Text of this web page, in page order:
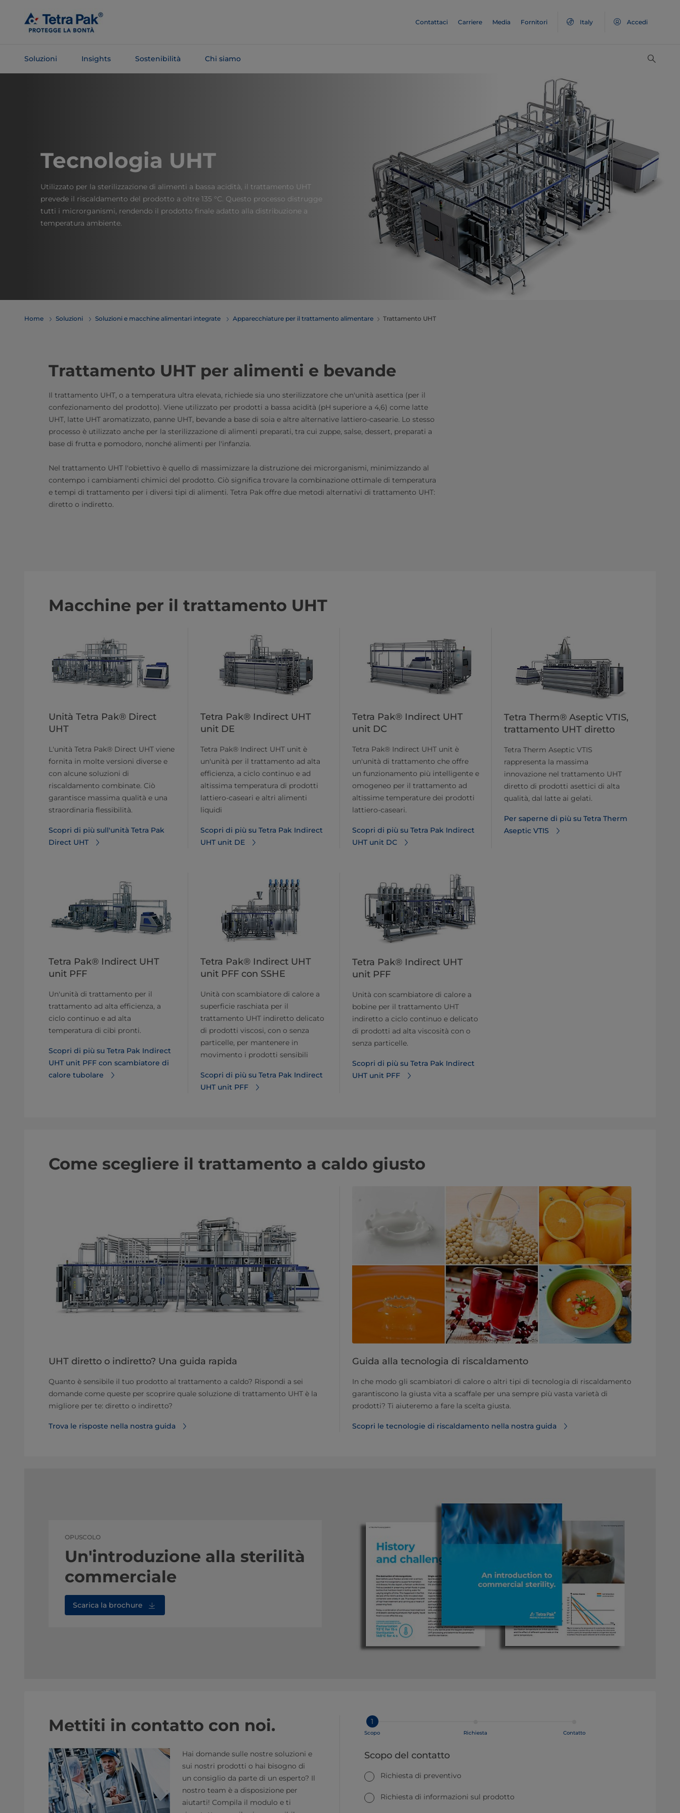
contenuto
principale
Contattaci Carriere Media Fornitori Italy Accedi
Soluzioni Insights Sostenibilità Chi siamo
Tecnologia UHT
Utilizzato per la sterilizzazione di alimenti a bassa acidità, il trattamento UHT
prevede il riscaldamento del prodotto a oltre 135 °C. Questo processo distrugge
tutti i microrganismi, rendendo il prodotto finale adatto alla distribuzione a
temperatura ambiente.
Home Soluzioni Soluzioni e macchine alimentari integrate Apparecchiature per il trattamento alimentare Trattamento UHT
Trattamento UHT per alimenti e bevande
Il trattamento UHT, o a temperatura ultra elevata, richiede sia uno sterilizzatore che un'unità asettica (per il
confezionamento del prodotto). Viene utilizzato per prodotti a bassa acidità (pH superiore a 4,6) come latte
UHT, latte UHT aromatizzato, panne UHT, bevande a base di soia e altre alternative lattiero-casearie. Lo stesso
processo è utilizzato anche per la sterilizzazione di alimenti preparati, tra cui zuppe, salse, dessert, preparati a
base di frutta e pomodoro, nonché alimenti per l'infanzia.
Nel trattamento UHT l'obiettivo è quello di massimizzare la distruzione dei microrganismi, minimizzando al
contempo i cambiamenti chimici del prodotto. Ciò significa trovare la combinazione ottimale di temperatura
e tempi di trattamento per i diversi tipi di alimenti. Tetra Pak offre due metodi alternativi di trattamento UHT:
diretto o indiretto.
Macchine per il trattamento UHT
Unità Tetra Pak® Direct
UHT
L'unità Tetra Pak® Direct UHT viene
fornita in molte versioni diverse e
con alcune soluzioni di
riscaldamento combinate. Ciò
garantisce massima qualità e una
straordinaria flessibilità.
Scopri di più sull'unità Tetra Pak
Direct UHT
Tetra Pak® Indirect UHT
unit DE
Tetra Pak® Indirect UHT unit è
un'unità per il trattamento ad alta
efficienza, a ciclo continuo e ad
altissima temperatura di prodotti
lattiero-caseari e altri alimenti
liquidi
Scopri di più su Tetra Pak Indirect
UHT unit DE
Tetra Pak® Indirect UHT
unit DC
Tetra Pak® Indirect UHT unit è
un'unità di trattamento che offre
un funzionamento più intelligente e
omogeneo per il trattamento ad
altissime temperature dei prodotti
lattiero-caseari.
Scopri di più su Tetra Pak Indirect
UHT unit DC
Tetra Therm® Aseptic VTIS,
trattamento UHT diretto
Tetra Therm Aseptic VTIS
rappresenta la massima
innovazione nel trattamento UHT
diretto di prodotti asettici di alta
qualità, dal latte ai gelati.
Per saperne di più su Tetra Therm
Aseptic VTIS
Tetra Pak® Indirect UHT
unit PFF
Un'unità di trattamento per il
trattamento ad alta efficienza, a
ciclo continuo e ad alta
temperatura di cibi pronti.
Scopri di più su Tetra Pak Indirect
UHT unit PFF con scambiatore di
calore tubolare
Tetra Pak® Indirect UHT
unit PFF con SSHE
Unità con scambiatore di calore a
superficie raschiata per il
trattamento UHT indiretto delicato
di prodotti viscosi, con o senza
particelle, per mantenere in
movimento i prodotti sensibili
Scopri di più su Tetra Pak Indirect
UHT unit PFF
Tetra Pak® Indirect UHT
unit PFF
Unità con scambiatore di calore a
bobine per il trattamento UHT
indiretto a ciclo continuo e delicato
di prodotti ad alta viscosità con o
senza particelle.
Scopri di più su Tetra Pak Indirect
UHT unit PFF
Come scegliere il trattamento a caldo giusto
UHT diretto o indiretto? Una guida rapida
Quanto è sensibile il tuo prodotto al trattamento a caldo? Rispondi a sei
domande come queste per scoprire quale soluzione di trattamento UHT è la
migliore per te: diretto o indiretto?
Trova le risposte nella nostra guida
Guida alla tecnologia di riscaldamento
In che modo gli scambiatori di calore o altri tipi di tecnologia di riscaldamento
garantiscono la giusta vita a scaffale per una sempre più vasta varietà di
prodotti? Ti aiuteremo a fare la scelta giusta.
Scopri le tecnologie di riscaldamento nella nostra guida
OPUSCOLO
Un'introduzione alla sterilità
commerciale
Scarica la brochure
Mettiti in contatto con noi.
Hai domande sulle nostre soluzioni e
sui nostri prodotti o hai bisogno di
un consiglio da parte di un esperto? Il
nostro team è a disposizione per
aiutarti! Compila il modulo e ti
1
Scopo Richiesta Contatto
Scopo del contatto
Richiesta di preventivo
Richiesta di informazioni sul prodotto